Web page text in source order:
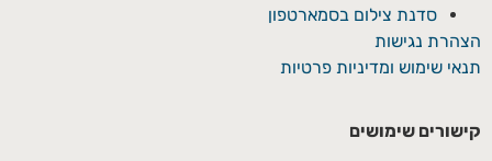
סדנת צילום בסמארטפון
הצהרת נגישות
תנאי שימוש ומדיניות פרטיות
קישורים שימושים